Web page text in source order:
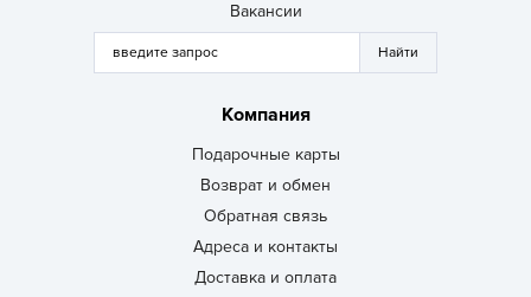
Вакансии
Компания
Подарочные карты
Возврат и обмен
Обратная связь
Адреса и контакты
Доставка и оплата